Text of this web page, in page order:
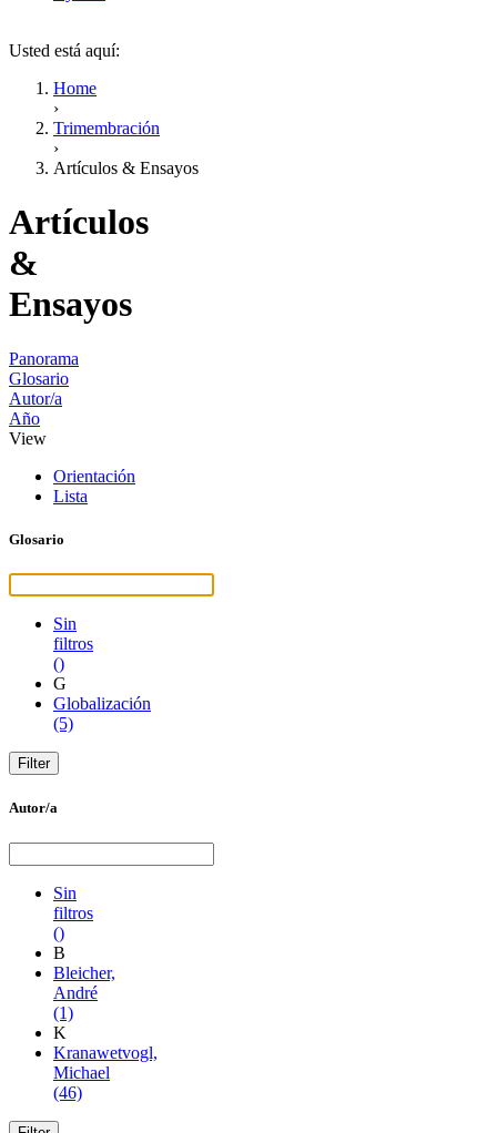
Usted está aquí:
Home
›
Trimembración
›
Artículos & Ensayos
Artículos
&
Ensayos
Panorama
Glosario
Autor/a
Año
View
Orientación
Lista
Glosario
Sin
filtros
()
G
Globalización
(5)
Autor/a
Sin
filtros
()
B
Bleicher,
André
(1)
K
Kranawetvogl,
Michael
(46)